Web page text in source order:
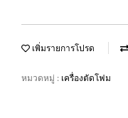
เพิ่มรายการโปรด
หมวดหมู่ : เครื่องตัดโฟม